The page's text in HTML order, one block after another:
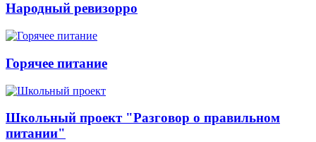
Народный ревизорро
Горячее питание
Школьный проект "Разговор о правильном
питании"